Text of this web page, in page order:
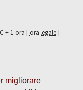
migliorare
+ 1 ora [ora legale]